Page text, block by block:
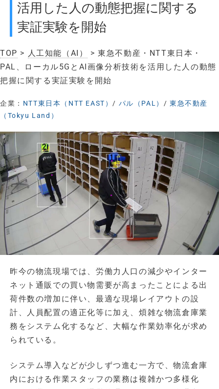
活用した人の動態把握に関する
実証実験を開始
TOP > 人工知能（AI）
> 東急不動産・NTT東日本・
PAL、ローカル5GとAI画像分析技術を活用した人の動態
把握に関する実証実験を開始
企業： NTT東日本（NTT EAST）/ パル（PAL） /東急不動産
（Tokyu Land）
昨今の物流現場では、労働力人口の減少やインター
ネット通販での買い物需要が高まったことによる出
荷件数の増加に伴い、最適な現場レイアウトの設
計、人員配置の適正化等に加え、煩雑な物流倉庫業
務をシステム化するなど、大幅な作業効率化が求め
られている。
システム導入などが少しずつ進む一方で、物流倉庫
内における作業スタッフの業務は複雑かつ多様化